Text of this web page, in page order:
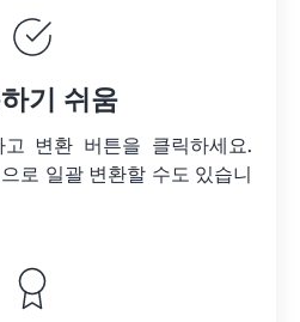
기 쉬움
변환 버튼을 클릭하세요.
로 일괄 변환할 수도 있습니